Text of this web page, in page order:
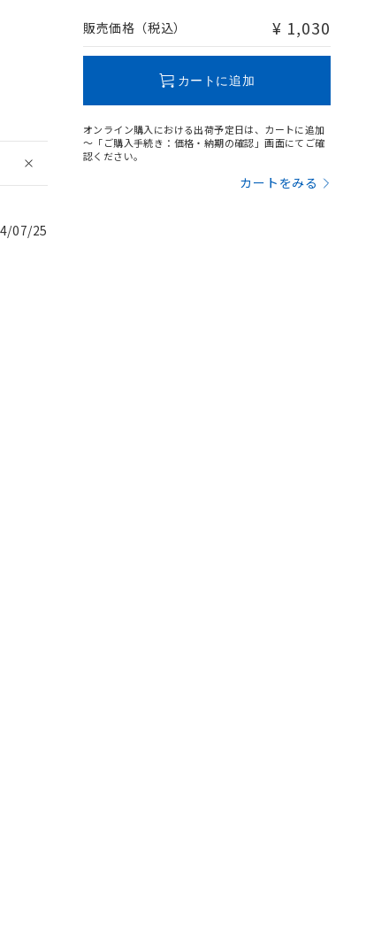
07/25
販売価格（税込） ¥ 1,030
カートに追加
オンライン購入における出荷予定日は、カートに追加
～「ご購入手続き：価格・納期の確認」画面にてご確
認ください。
カートをみる
せん。
更すること